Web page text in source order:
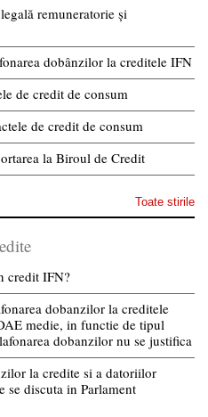
remuneratorie și
dobânzilor la creditele IFN
de credit de consum
de credit de consum
la Biroul de Credit
Toate stirile
credit IFN?
dobanzilor la creditele
medie, in functie de tipul
dobanzilor nu se justifica
la credite si a datoriilor
se discuta in Parlament